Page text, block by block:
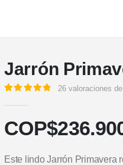
Jarrón
26 valoraciones
COP$
Este lindo Jarrón Primavera